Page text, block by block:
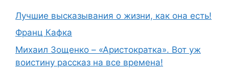
Лучшие высказывания о жизни, как она есть!
Франц Кафка
Михаил Зощенко – «Аристократка». Вот уж
воистину рассказ на все времена!